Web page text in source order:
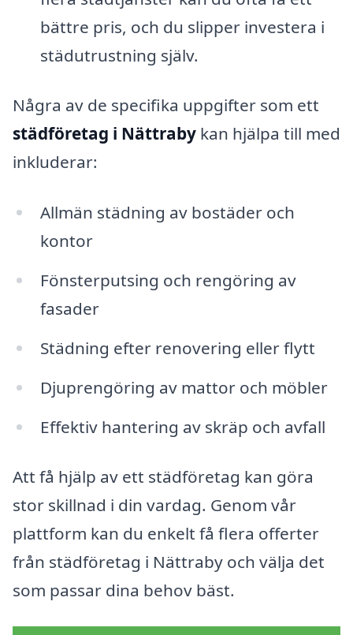
bättre pris, och du slipper investera i
städutrustning själv.
Några av de specifika uppgifter som ett
städföretag i Nättraby kan hjälpa till med
inkluderar:
Allmän städning av bostäder och
kontor
Fönsterputsing och rengöring av
fasader
Städning efter renovering eller flytt
Djuprengöring av mattor och möbler
Effektiv hantering av skräp och avfall
Att få hjälp av ett städföretag kan göra
stor skillnad i din vardag. Genom vår
plattform kan du enkelt få flera offerter
från städföretag i Nättraby och välja det
som passar dina behov bäst.